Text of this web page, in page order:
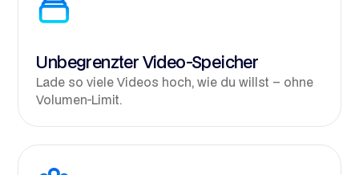
Unbegrenzter Video-Speicher
Lade so viele Videos hoch, wie du willst – ohne
Volumen-Limit.